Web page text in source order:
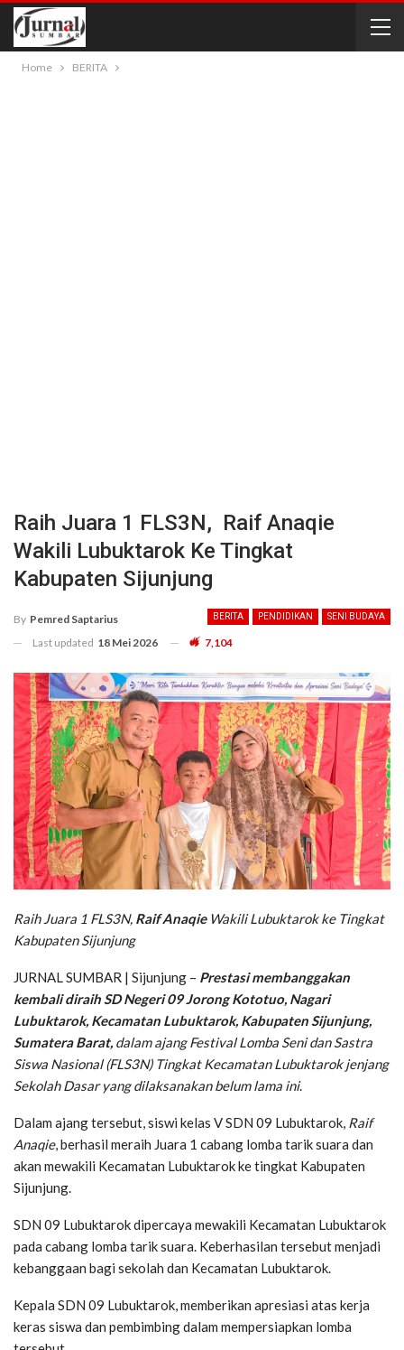
Home BERITA
Raih Juara 1 FLS3N, Raif Anaqie
Wakili Lubuktarok Ke Tingkat
Kabupaten Sijunjung
BERITA PENDIDIKAN SENI BUDAYA
By Pemred Saptarius
Last updated 18 Mei 2026 7,104
Raih Juara 1 FLS3N, Raif AnaqieWakili Lubuktarok ke Tingkat
Kabupaten Sijunjung
JURNAL SUMBAR | Sijunjung – Prestasi membanggakan
kembali diraih SD Negeri 09 Jorong Kototuo, Nagari
Lubuktarok, Kecamatan Lubuktarok, Kabupaten Sijunjung,
Sumatera Barat, dalam ajang Festival Lomba Seni dan Sastra
Siswa Nasional (FLS3N) Tingkat Kecamatan Lubuktarok jenjang
Sekolah Dasar yang dilaksanakan belum lama ini.
Dalam ajang tersebut, siswi kelas V SDN 09 Lubuktarok, Raif
Anaqie, berhasil meraih Juara 1 cabang lomba tarik suara dan
akan mewakili Kecamatan Lubuktarok ke tingkat Kabupaten
Sijunjung.
SDN 09 Lubuktarok dipercaya mewakili Kecamatan Lubuktarok
pada cabang lomba tarik suara. Keberhasilan tersebut menjadi
kebanggaan bagi sekolah dan Kecamatan Lubuktarok.
Kepala SDN 09 Lubuktarok, memberikan apresiasi atas kerja
keras siswa dan pembimbing dalam mempersiapkan lomba